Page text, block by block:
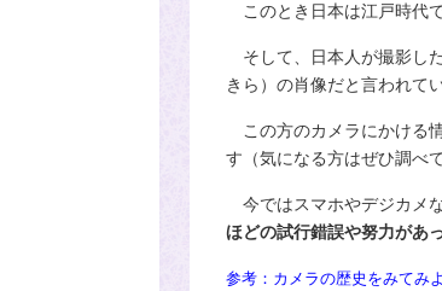
このとき日本は江戸時代
そして、日本人が撮影し
きら）の肖像だと言われて
この方のカメラにかける
す（気になる方はぜひ調べ
今ではスマホやデジカメ
ほどの試行錯誤や努力があ
参考：カメラの歴史をみてみ